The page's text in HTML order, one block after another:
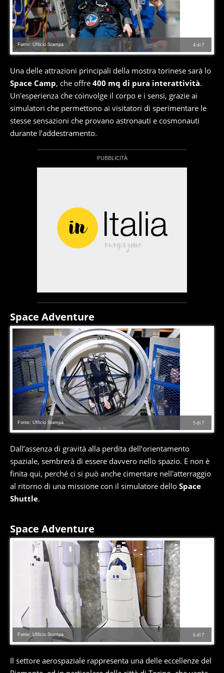
4di7
Fonte: Ufficio Stampa
Una delle attrazioni principali della mostra torinese sarà lo
Space Camp, che offre 400 mq di pura interattività.
Un'esperienza che coinvolge il corpo e i sensi, grazie ai
simulatori che permettono ai visitatori di sperimentare le
stesse sensazioni che provano astronauti e cosmonauti
durante l’addestramento.
Space Adventure
5di7
Fonte: Ufficio Stampa
Dall’assenza di gravità alla perdita dell’orientamento
spaziale, sembrerà di essere davvero nello spazio. E non è
finita qui, perché ci si può anche cimentare nell'atterraggio
al ritorno di una missione con il simulatore dello Space
Shuttle.
Space Adventure
6di7
Fonte: Ufficio Stampa
Il settore aerospaziale rappresenta una delle eccellenze del